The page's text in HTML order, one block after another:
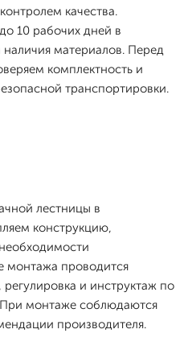
качества.
10 рабочих дней в
материалов. Перед
комплектность и
транспортировки.
лестницы в
конструкцию,
монтажа проводится
и инструктаж по
При монтаже соблюдаются
производителя.